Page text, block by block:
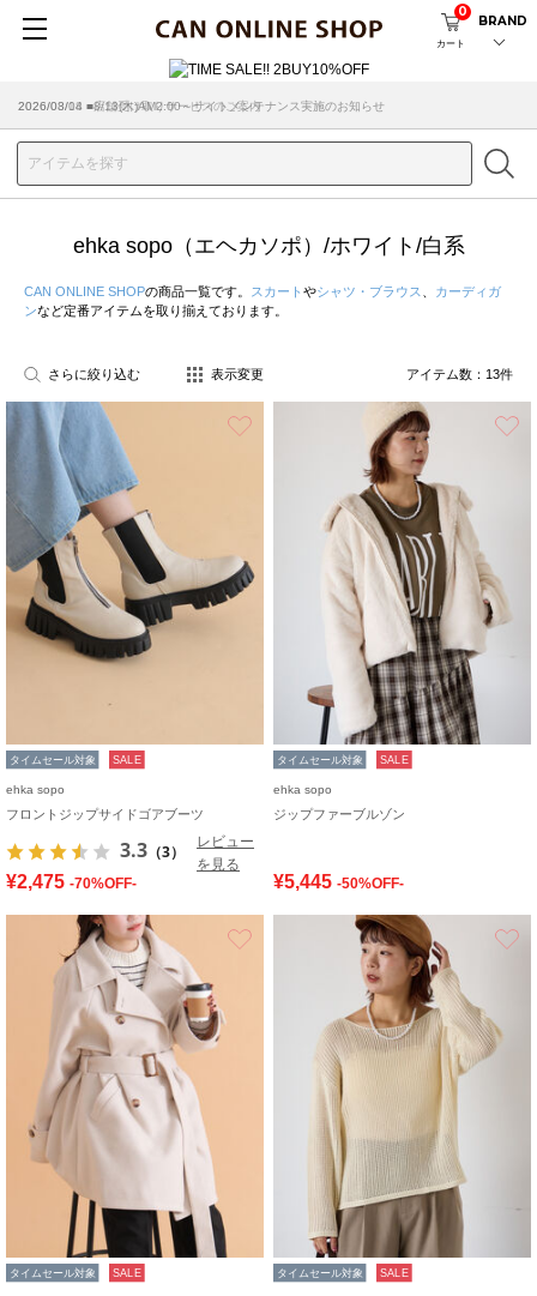
カート
0
BRAND
2026/08/04 ■8/13(木)AM2:00～サイトメンテナンス実施のお知らせ
ehka sopo（エヘカソポ）/ホワイト/白系
CAN ONLINE SHOPの商品一覧です。 スカート やシャツ・ブラウス
カーディガ
ンなど定番アイテムを取り揃えております。
さらに絞り込む 表示変更 アイテム数： 13件
タイムセール対象 SALE
ehka sopo
フロントジップサイドゴアブーツ
3.3 （3）
レビュー
を見る
¥2,475 -70%OFF-
タイムセール対象 SALE
ehka sopo
ジップファーブルゾン
¥5,445 -50%OFF-
タイムセール対象 SALE タイムセール対象 SALE